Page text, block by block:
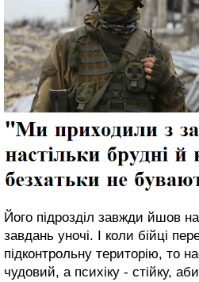
Його підрозділ завжди йшов
завдань уночі. І коли бійці
підконтрольну територію, то
чудовий, а психіку - стійку,